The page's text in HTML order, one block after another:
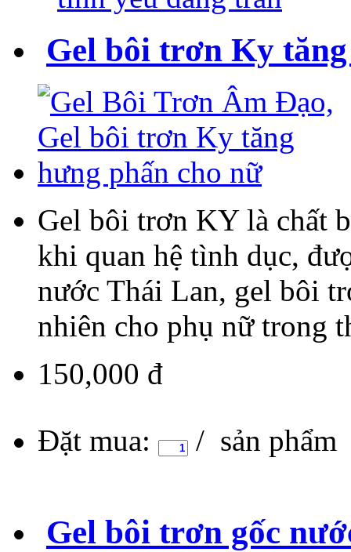
Gel bôi trơn Ky
Gel bôi trơn KY là chất
khi quan hệ tình dục,
nước Thái Lan, gel bôi
nhiên cho phụ nữ trong
150,000 đ
Đặt mua:
/ sản phẩm
Gel bôi trơn gốc